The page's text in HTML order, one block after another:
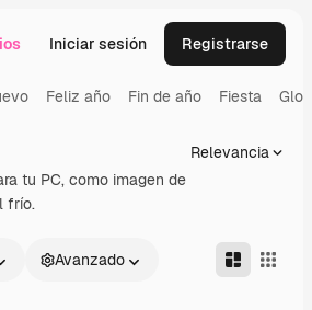
Iniciar sesión Registrarse
Feliz año Fin de año Fiesta
tu PC, como imagen de
frío.
Relevancia
Avanzado